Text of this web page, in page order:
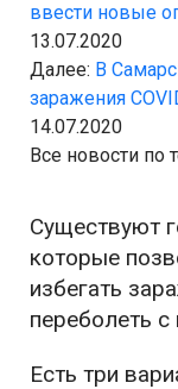
ввести новые
13.07.2020
Далее: В
заражения
14.07.2020
Все новости по
Существуют
которые
избегать
переболеть
Есть три